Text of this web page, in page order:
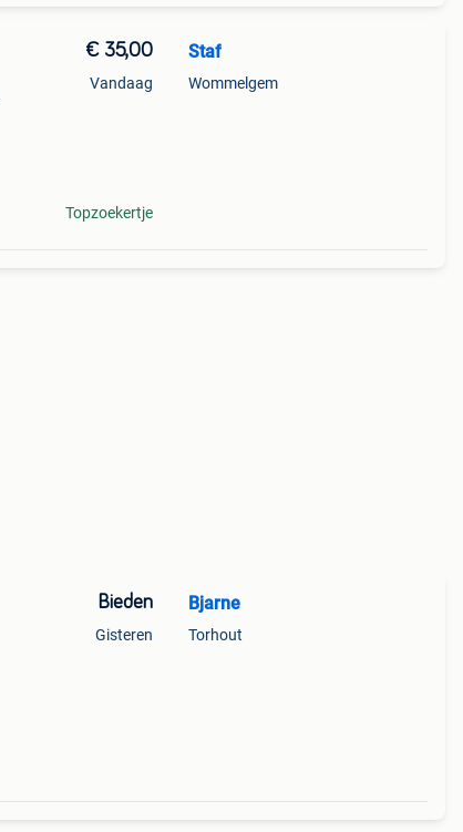
€ 35,00
Vandaag
Topzoekertje
Staf
Wommelgem
Bieden
Gisteren
Bjarne
Torhout